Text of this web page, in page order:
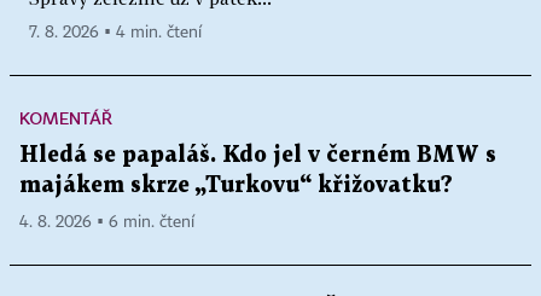
7. 8. 2026 ▪ 4 min. čtení
KOMENTÁŘ
Hledá se papaláš. Kdo jel v černém BMW s
majákem skrze „Turkovu“ křižovatku?
4. 8. 2026 ▪ 6 min. čtení